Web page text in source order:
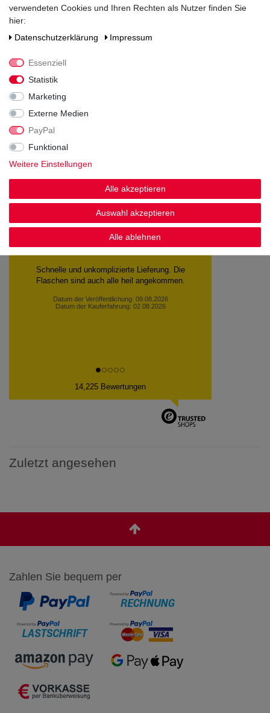
Hersteller / Importeur
Rotkäppchen-Mumm Sektkellereien GmbH, Sektkellereistraße 5,
D-06632 Freyburg/Unstrut
Schnelle und unkomplizierte Lieferung. Die
Flaschen sind auch alle heil angekommen.
Datum der Veröffentlichung: 09.08.2026
Datum der Kauferfahrung: 02.08.2026
14,225 Bewertungen
Zuletzt angesehen
Zahlen Sie bequem per
verwendeten Cookies und Ihren Rechten als Nutzer finden Sie
hier:
Daten­schutz­erklärung
Impressum
Essenziell
Statistik
Marketing
Externe Medien
PayPal
Funktional
Weitere Einstellungen
Alle akzeptieren
Auswahl akzeptieren
Alle ablehnen